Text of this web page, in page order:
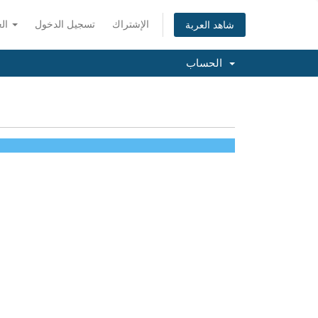
تسجيل الدخول الإشتراك شاهد العربة